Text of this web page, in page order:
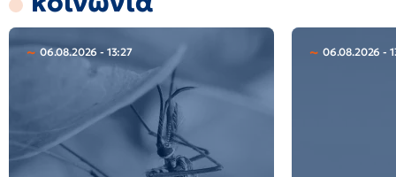
06.08.2026 - 13:27 06.08.2026 -